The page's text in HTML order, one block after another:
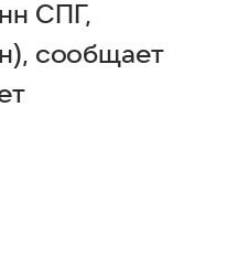
СПГ,
сообщает